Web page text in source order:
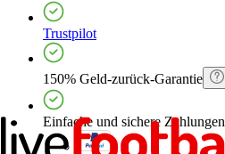
Trustpilot
150% Geld-zurück-Garantie
Einfache und sichere Zahlungen